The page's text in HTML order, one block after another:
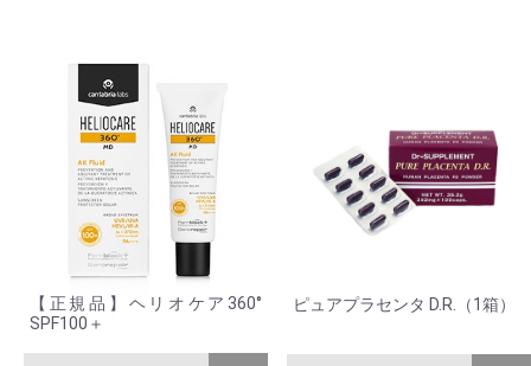
【正規品】ヘリオケア360°
SPF100＋
ピュアプラセンタ D.R.（1箱）